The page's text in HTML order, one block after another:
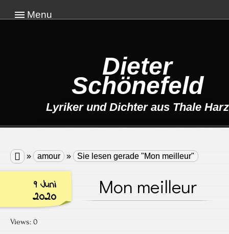
Menu
Dieter
Schönefeld
Lyriker und Dichter aus Thale Harz
 » amour » Sie lesen gerade "Mon meilleur"
9 Juni
2020 Mon meilleur
Views: 0